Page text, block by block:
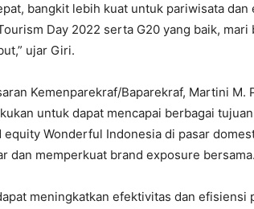
bangkit lebih kuat untuk pariwisata
Day 2022 serta G20 yang baik, mari
ujar Giri.
Kemenparekraf/Baparekraf, Martini M.
untuk dapat mencapai berbagai
equity Wonderful Indonesia di pasar
dan memperkuat brand exposure
meningkatkan efektivitas dan efisiensi